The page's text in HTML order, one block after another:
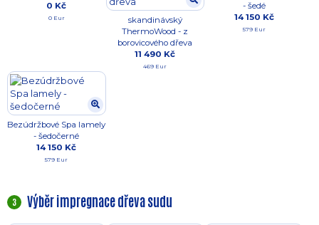
0 Kč
0 Eur
skandinávský
ThermoWood - z
borovicového dřeva
11 490 Kč
469 Eur
- šedé
14 150 Kč
579 Eur
Bezúdržbové Spa lamely
- šedočerné
14 150 Kč
579 Eur
3 Výběr impregnace dřeva sudu